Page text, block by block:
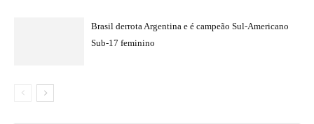
Brasil derrota Argentina e é campeão Sul-Americano
Sub-17 feminino